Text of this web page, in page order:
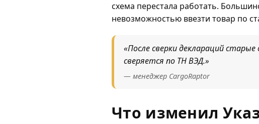
схема перестала работать.
невозможностью ввезти товар по
«После сверки деклараций
сверяется по ТН ВЭД.»
— менеджер CargoRaptor
Что изменил